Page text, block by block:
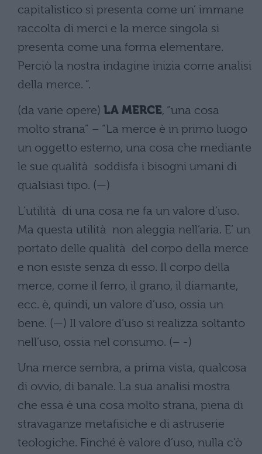
capitalistico si presenta come un’ immane
raccolta di merci e la merce singola si
presenta come una forma elementare.
Perciò la nostra indagine inizia come analisi
della merce. “.
(da varie opere) LA MERCE, “una cosa
molto strana” – “La merce è in primo luogo
un oggetto esterno, una cosa che mediante
le sue qualità soddisfa i bisogni umani di
qualsiasi tipo. (—)
L’utilità di una cosa ne fa un valore d’uso.
Ma questa utilità non aleggia nell’aria. E’ un
portato delle qualità del corpo della merce
e non esiste senza di esso. Il corpo della
merce, come il ferro, il grano, il diamante,
ecc. è, quindi, un valore d’uso, ossia un
bene. (—) Il valore d’uso si realizza soltanto
nell’uso, ossia nel consumo. (– -)
Una merce sembra, a prima vista, qualcosa
di ovvio, di banale. La sua analisi mostra
che essa è una cosa molto strana, piena di
stravaganze metafisiche e di astruserie
teologiche. Finché è valore d’uso, nulla c’ò